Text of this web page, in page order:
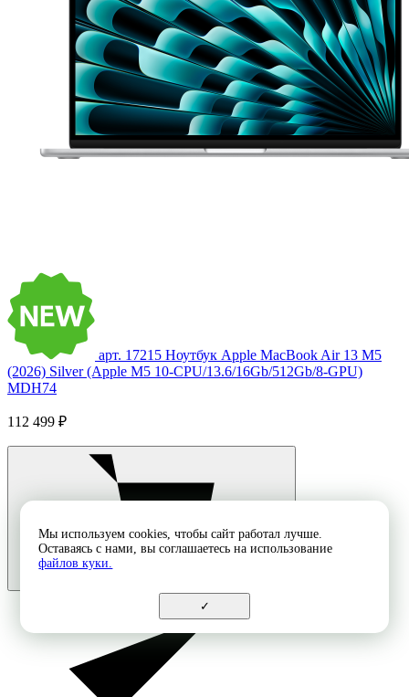
арт. 17215 Ноутбук Apple MacBook Air 13 M5
(2026) Silver (Apple M5 10-CPU/13.6/16Gb/512Gb/8-GPU)
MDH74
112 499 ₽
Мы используем cookies, чтобы сайт работал лучше.
Оставаясь с нами, вы соглашаетесь на использование
файлов куки.
✓